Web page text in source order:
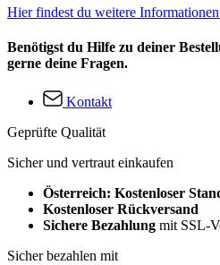
Hier findest du weitere
Benötigst du Hilfe zu deiner
gerne deine Fragen.
Kontakt
Geprüfte Qualität
Sicher und vertraut einkaufen
Österreich: Kostenloser
Kostenloser Rückversand
Sichere Bezahlung mit SSL-
Sicher bezahlen mit